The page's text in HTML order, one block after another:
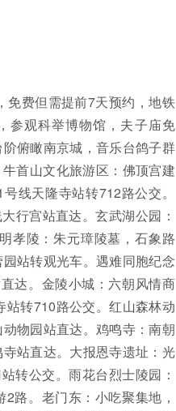
免费但需提前7天预约，地铁
参观科举博物馆，夫子庙免
俯瞰南京城，音乐台鸽子群
首山文化旅游区：佛顶宫建
线天隆寺站转712路公交。
行宫站直达。玄武湖公园：
孝陵：朱元璋陵墓，石象路
站转观光车。遇难同胞纪念
达。金陵小城：六朝风情商
转710路公交。红山森林动
物园站直达。鸡鸣寺：南朝
站直达。大报恩寺遗址：光
转公交。雨花台烈士陵园：
路。老门东：小吃聚集地，